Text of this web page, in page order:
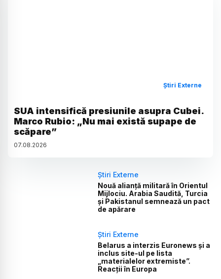
Știri Externe
SUA intensifică presiunile asupra Cubei.
Marco Rubio: „Nu mai există supape de
scăpare”
07.08.2026
Știri Externe
Nouă alianță militară în Orientul
Mijlociu. Arabia Saudită, Turcia
și Pakistanul semnează un pact
de apărare
Știri Externe
Belarus a interzis Euronews și a
inclus site-ul pe lista
„materialelor extremiste”.
Reacții în Europa